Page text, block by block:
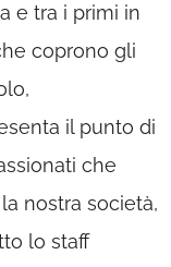
e tra i primi in
coprono gli
il punto di
che
nostra società,
lo staff